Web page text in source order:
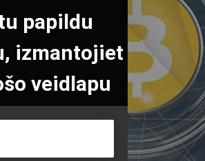
papildu
izmantojiet
veidlapu